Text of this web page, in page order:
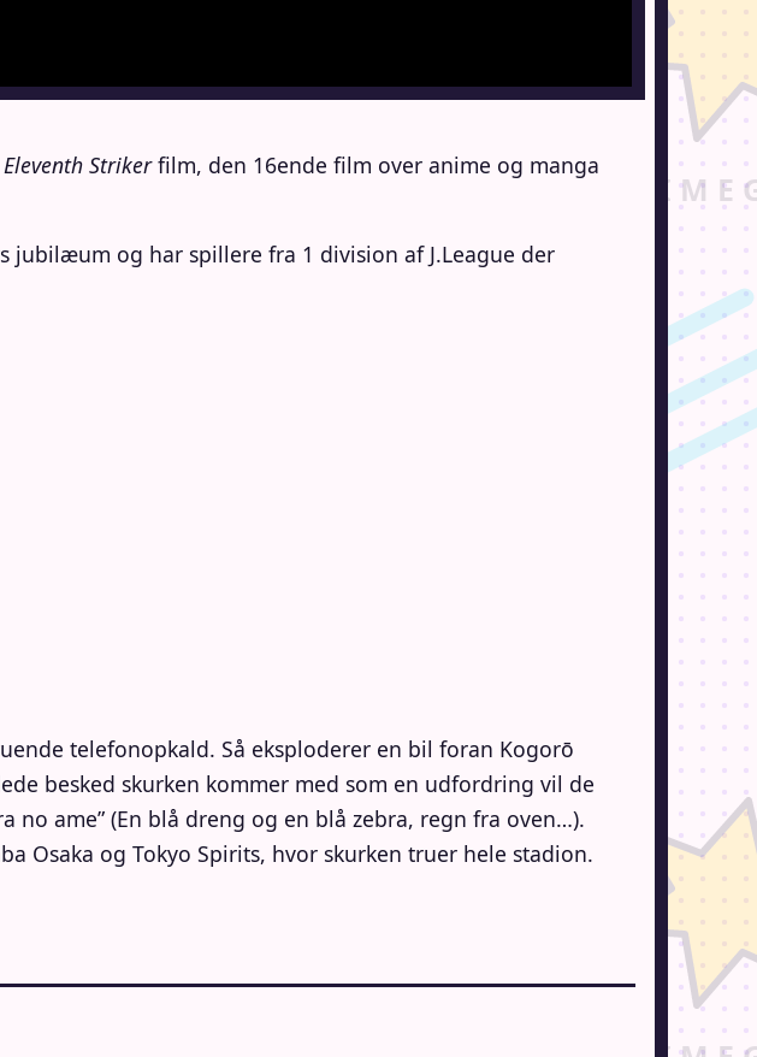
Strikerfilm, den 16ende film over anime og manga
jubilæum og har spillere fra 1 division af J.League der
telefonopkald. Så eksploderer en bil foran Kogorō
besked skurken kommer med som en udfordring vil de
no ame” (En blå dreng og en blå zebra, regn fra oven…).
Osaka og Tokyo Spirits, hvor skurken truer hele stadion.